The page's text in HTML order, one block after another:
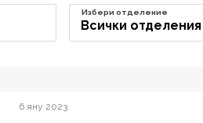
Всички отделения
Избери отделение
6 яну 2023